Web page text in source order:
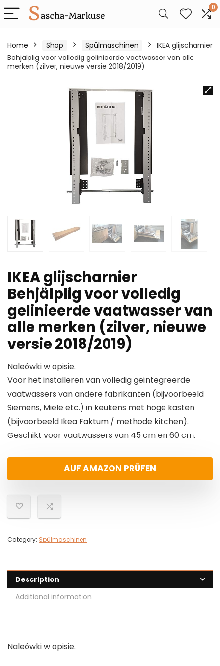
0
Home Shop Spülmaschinen
IKEA glijscharnier
Behjälplig voor volledig gelinieerde vaatwasser van alle
merken (zilver, nieuwe versie 2018/2019)
IKEA glijscharnier
Behjälplig voor volledig
gelinieerde vaatwasser van
alle merken (zilver, nieuwe
versie 2018/2019)
Naleówki w opisie.
Voor het installeren van volledig geïntegreerde
vaatwassers van andere fabrikanten (bijvoorbeeld
Siemens, Miele etc.) in keukens met hoge kasten
(bijvoorbeeld Ikea Faktum / methode kitchen).
Geschikt voor vaatwassers van 45 cm en 60 cm.
AUF AMAZON PRÜFEN
Category: Spülmaschinen
Description
Additional information
Naleówki w opisie.